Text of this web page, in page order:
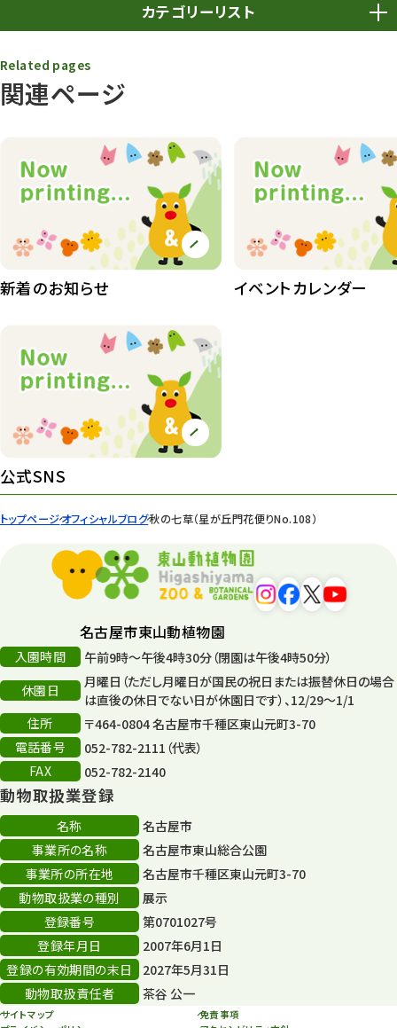
トップページオフィシャルブログ秋の七草（星が丘門花便りNo.108）
カテゴリーリスト
動物園
動物園その他 117
植物園 510
植物たち 407
植物園長の庭
桜情報
紅葉情報
ズーボ
イベント
平和公園
森のとこやさん
再生
再生フォーラム
80周年
その他
その他イベント
スカイタワー
年末年始のイベント
秋まつり
関連ページ
Related pages
新着のお知らせ イベントカレンダー
公式SNS
名古屋市東山動植物園
入園時間
午前9時～午後4時30分（閉園は午後4時50分）
休園日
月曜日（ただし月曜日が国民の祝日または振替休日の場合
は直後の休日でない日が休園日です）、12/29～1/1
住所
〒464-0804 名古屋市千種区東山元町3-70
電話番号
052-782-2111（代表）
FAX
052-782-2140
動物取扱業登録
名称
名古屋市
事業所の名称
名古屋市東山総合公園
事業所の所在地
名古屋市千種区東山元町3-70
動物取扱業の種別
展示
登録番号
第0701027号
登録年月日
2007年6月1日
登録の有効期間の末日
2027年5月31日
動物取扱責任者
茶谷 公一
サイトマップ
免責事項